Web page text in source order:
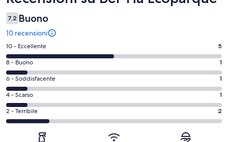
7,2 Buono
10 recensioni
Valutazione
di
10
-
Eccellente.
5
su
10
recensioni
10 - Eccellente 5
Valutazione
di
8
-
Buono.
1
8 - Buono 1
Valutazione
di
6
-
Soddisfacente.
6 - Soddisfacente 1
Valutazione
di
4
4 - Scarso 1
Valutazione
di
2 - Terribile 2